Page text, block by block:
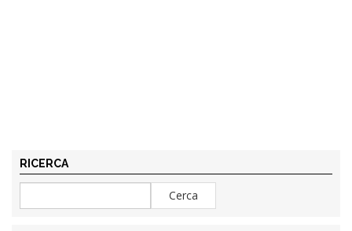
RICERCA